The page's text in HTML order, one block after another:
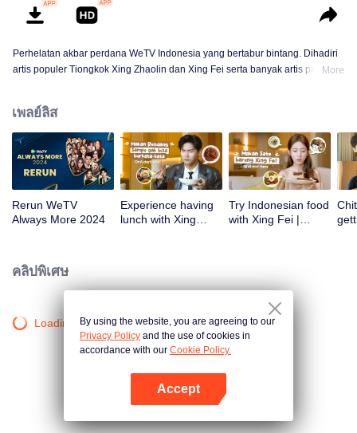
Perhelatan akbar perdana WeTV Indonesia yang bertabur bintang. Dihadiri
artis populer Tiongkok Xing Zhaolin dan Xing Fei serta banyak artis papan
banyak lagi. Plus penampilan spesial dari Rossa. Di acara ini WeTV
Indonesia juga mengumumkan WeTV Original series yang akan tayang
tahun mendatang.
More
เพลย์ลิส
Rerun WeTV
Always More 2024
Experience having
lunch with Xing
Try Indonesian food
with Xing Fei |
คลิปพิเศษ
Loading…By using the website, you are agreeing to our
Privacy Policy and the use of cookies in
accordance with our Cookie Policy.
Accept